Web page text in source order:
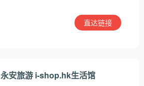
直达链接
永安旅游 i-shop.hk生活馆